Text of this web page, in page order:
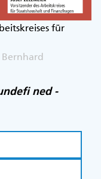
für
ned -